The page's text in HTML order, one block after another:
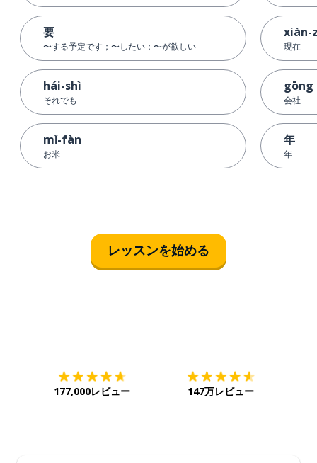
要
〜する予定です；〜したい；〜が欲しい
hái-shì
それでも
mǐ-fàn
お米
xiàn-
現在
gōng
会社
年
年
レッスンを始める
177,000レビュー 147万レビュー